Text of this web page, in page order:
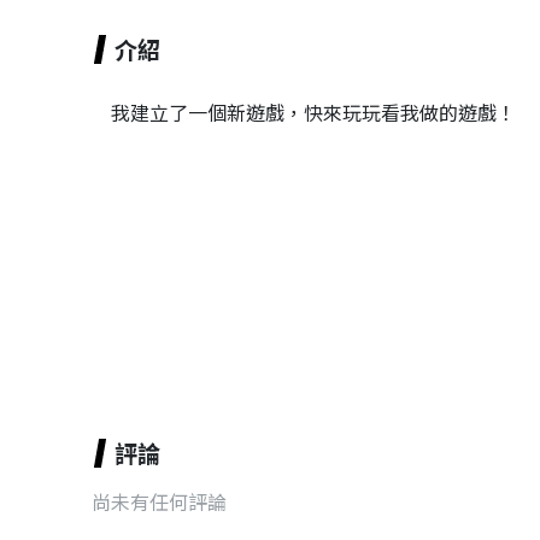
介紹
我建立了一個新遊戲，快來玩玩看我做的遊戲！
評論
尚未有任何評論